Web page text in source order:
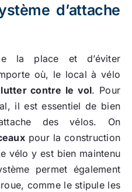
d’attache
la place et d’éviter
où, le local à vélo
lutter contre le vol. Pour
il est essentiel de bien
des vélos. On
pour la construction
vélo y est bien maintenu
permet également
comme le stipule les